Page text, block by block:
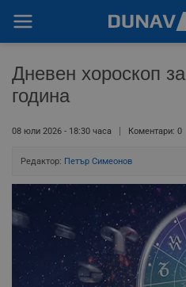
Дневен хороскоп
година
08 юли 2026 - 18:30 часа Коментари: 0
Редактор: Петър Симеонов